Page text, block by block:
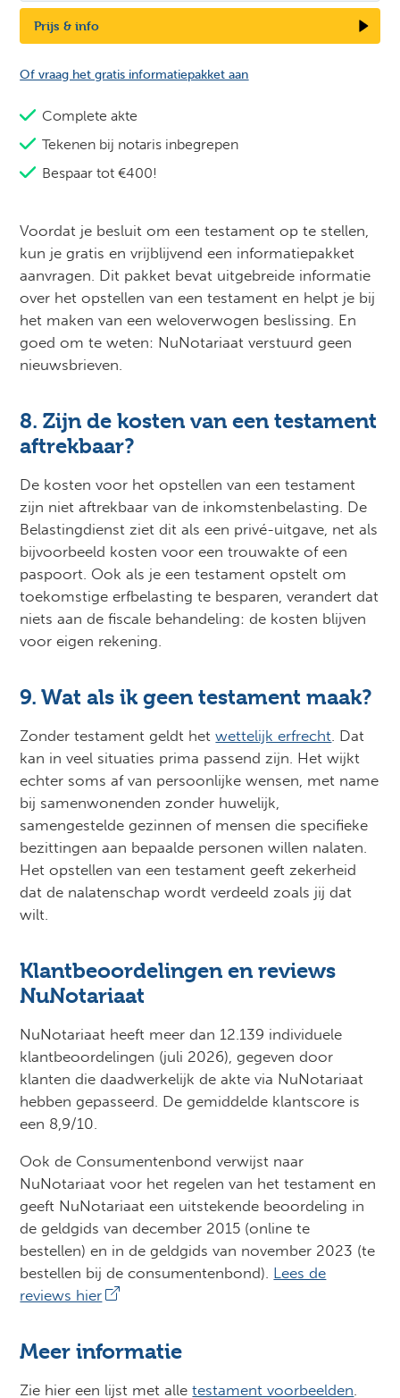
Prijs & info
Of vraag het gratis informatiepakket aan
Complete akte
Tekenen bij notaris inbegrepen
Bespaar tot €400!
Voordat je besluit om een testament op te stellen,
kun je gratis en vrijblijvend een informatiepakket
aanvragen. Dit pakket bevat uitgebreide informatie
over het opstellen van een testament en helpt je bij
het maken van een weloverwogen beslissing. En
goed om te weten: NuNotariaat verstuurd geen
nieuwsbrieven.
8. Zijn de kosten van een testament
aftrekbaar?
De kosten voor het opstellen van een testament
zijn niet aftrekbaar van de inkomstenbelasting. De
Belastingdienst ziet dit als een privé-uitgave, net als
bijvoorbeeld kosten voor een trouwakte of een
paspoort. Ook als je een testament opstelt om
toekomstige erfbelasting te besparen, verandert dat
niets aan de fiscale behandeling: de kosten blijven
voor eigen rekening.
9. Wat als ik geen testament maak?
Zonder testament geldt hetwettelijk erfrecht. Dat
kan in veel situaties prima passend zijn. Het wijkt
echter soms af van persoonlijke wensen, met name
bij samenwonenden zonder huwelijk,
samengestelde gezinnen of mensen die specifieke
bezittingen aan bepaalde personen willen nalaten.
Het opstellen van een testament geeft zekerheid
dat de nalatenschap wordt verdeeld zoals jij dat
wilt.
Klantbeoordelingen en reviews
NuNotariaat
NuNotariaat heeft meer dan 12.139 individuele
klantbeoordelingen (juli 2026), gegeven door
klanten die daadwerkelijk de akte via NuNotariaat
hebben gepasseerd. De gemiddelde klantscore is
een 8,9/10.
Ook de Consumentenbond verwijst naar
NuNotariaat voor het regelen van het testament en
geeft NuNotariaat een uitstekende beoordeling in
de geldgids van december 2015 (online te
bestellen) en in de geldgids van november 2023 (te
bestellen bij de consumentenbond). Lees de
reviews hier
Meer informatie
Zie hier een lijst met alletestament voorbeelden.